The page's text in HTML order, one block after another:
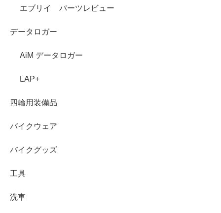
エブリイ パーツレビュー
データロガー
AiM データロガー
LAP+
四輪用装備品
バイクウェア
バイクグッズ
工具
洗車